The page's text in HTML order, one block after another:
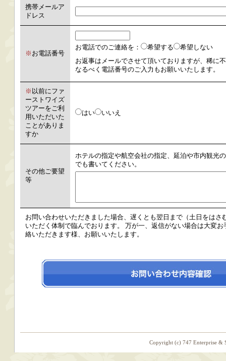
携帯メールア
ドレス
※ お電話番号
お電話でのご連絡を： 希望する
希望しない
お返事はメールでさせて頂いておりますが、稀に
なるべく電話番号のご入力もお願いいたします。
※ 以前にファ
ーストワイズ
ツアーをご利
用いただいた
ことがありま
すか
はい いいえ
その他ご要望
等
ホテルの指定や航空会社の指定、延泊や市内観光
でも書いてください。
お問い合わせいただきました場合、遅くとも翌日まで（土日をはさ
いただく体制で臨んでおります。 万が一、返信がない場合は大変
絡いただきます様、お願いいたします。
Copyright (c) 747 Enterprise &